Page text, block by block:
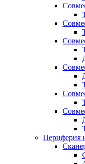
Периферия